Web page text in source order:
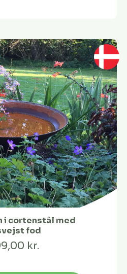
i cortenstål med
fod
kr.